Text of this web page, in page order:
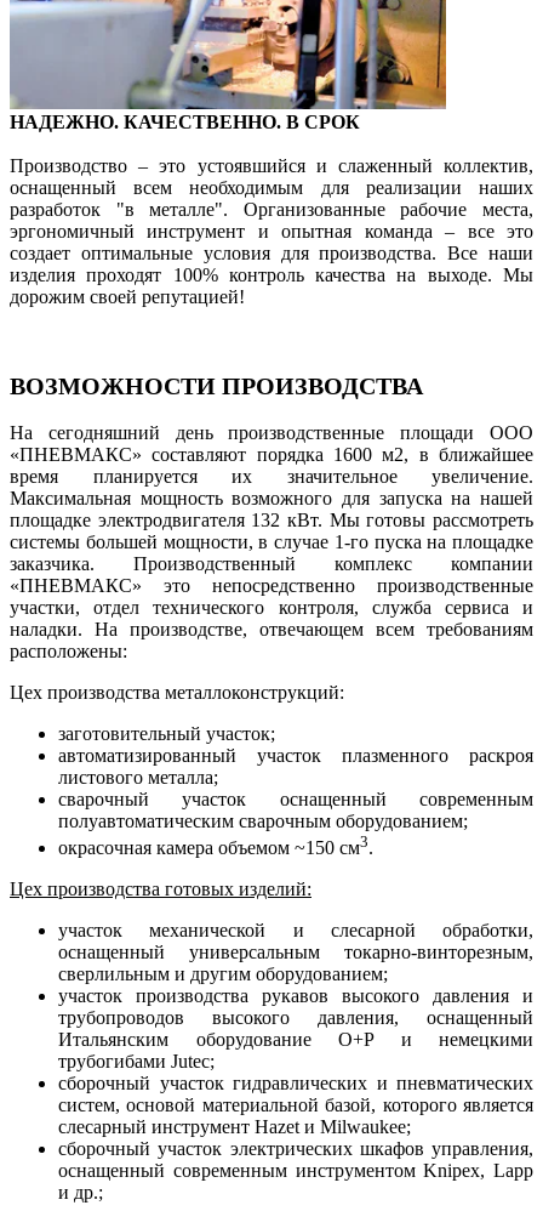
НАДЕЖНО. КАЧЕСТВЕННО. В СРОК
Производство – это устоявшийся и слаженный коллектив,
оснащенный всем необходимым для реализации наших
разработок "в металле". Организованные рабочие места,
эргономичный инструмент и опытная команда – все это
создает оптимальные условия для производства. Все наши
изделия проходят 100% контроль качества на выходе. Мы
дорожим своей репутацией!
ВОЗМОЖНОСТИ ПРОИЗВОДСТВА
На сегодняшний день производственные площади ООО
«ПНЕВМАКС» составляют порядка 1600 м2, в ближайшее
время планируется их значительное увеличение.
Максимальная мощность возможного для запуска на нашей
площадке электродвигателя 132 кВт. Мы готовы рассмотреть
системы большей мощности, в случае 1-го пуска на площадке
заказчика. Производственный комплекс компании
«ПНЕВМАКС» это непосредственно производственные
участки, отдел технического контроля, служба сервиса и
наладки. На производстве, отвечающем всем требованиям
расположены:
Цех производства металлоконструкций:
заготовительный участок;
автоматизированный участок плазменного раскроя
листового металла;
сварочный участок оснащенный современным
полуавтоматическим сварочным оборудованием;
окрасочная камера объемом ~150 см3.
Цех производства готовых изделий:
участок механической и слесарной обработки,
оснащенный универсальным токарно-винторезным,
сверлильным и другим оборудованием;
участок производства рукавов высокого давления и
трубопроводов высокого давления, оснащенный
Итальянским оборудование O+P и немецкими
трубогибами Jutec;
сборочный участок гидравлических и пневматических
систем, основой материальной базой, которого является
слесарный инструмент Hazet и Milwaukee;
сборочный участок электрических шкафов управления,
оснащенный современным инструментом Knipex, Lapp
и др.;